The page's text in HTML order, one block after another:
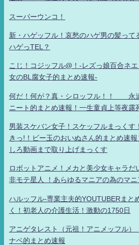
スーパーウンコ！
新・ハゲッフル！哀愁のハゲ男の髪って
ハゲっTEL？
こじ！コジッフル@！-レズっ娘百合ネ
女のBL腐女子的まとめ速報-
何だ！何が？真・シロッフル！！ 永
ニート的まとめ速報！一生童貞上等夜露
男装スケバン女子！スケッフルまっくす
きっ!！ビー玉のおいぬさん的まとめ速
しろ動画まで取り上げまっくす
ロボットアニメ！メカと美少女キャラだ
非モテ星人 ！あらゆるマニアの為のマニ
ハルッフル-専業主夫的YOUTUBERまと
く！初老人の介護生活！激動の1750日
アニゲタレスト（元祖！アニメッフル
ナベ的まとめ速報